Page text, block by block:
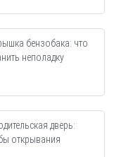
бензобака: что
неполадку
дверь:
открывания